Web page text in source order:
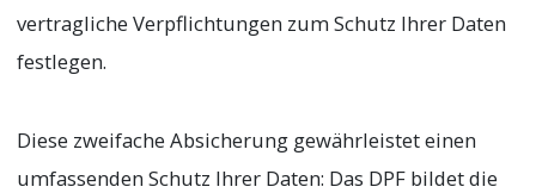
vertragliche Verpflichtungen zum Schutz Ihrer Daten
festlegen.
Diese zweifache Absicherung gewährleistet einen
umfassenden Schutz Ihrer Daten: Das DPF bildet die